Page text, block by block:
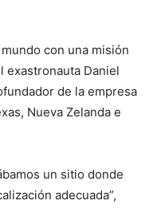
con una misión
exastronauta Daniel
de la empresa
Nueva Zelanda e
un sitio donde
adecuada”,